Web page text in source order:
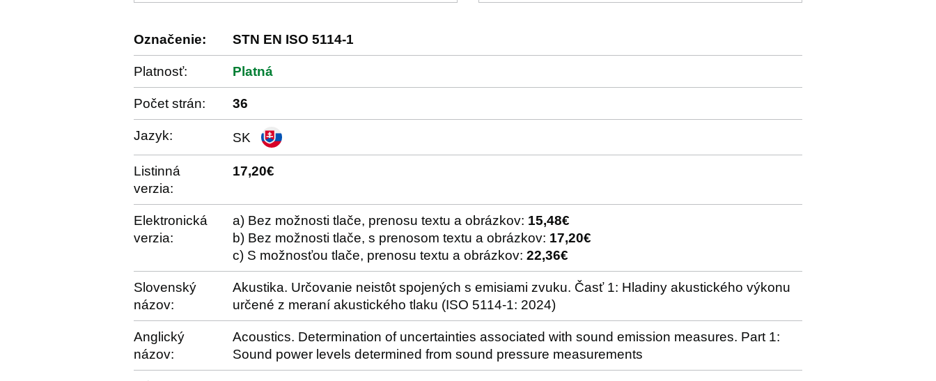
Označenie: STN EN ISO 5114-1
Platnosť: Platná
Počet strán: 36
Jazyk: SK
Listinná
verzia:
17,20€
Elektronická
verzia:
a) Bez možnosti tlače, prenosu textu a obrázkov: 15,48€
b) Bez možnosti tlače, s prenosom textu a obrázkov: 17,20€
c) S možnosťou tlače, prenosu textu a obrázkov: 22,36€
Slovenský
názov:
Akustika. Určovanie neistôt spojených s emisiami zvuku. Časť 1: Hladiny akustického výkonu
určené z meraní akustického tlaku (ISO 5114-1: 2024)
Anglický
názov:
Acoustics. Determination of uncertainties associated with sound emission measures. Part 1:
Sound power levels determined from sound pressure measurements